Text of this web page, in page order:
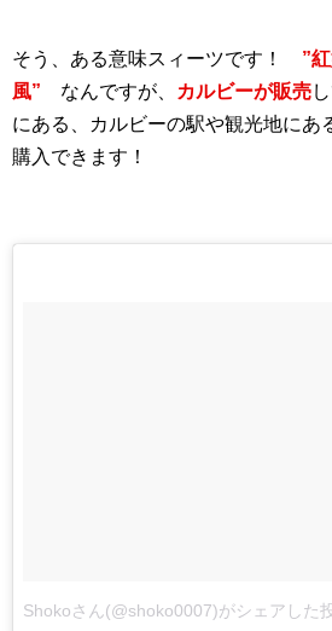
そう、ある意味スィーツです！ ”
風” なんですが、 カルビーが販売
にある、カルビーの駅や観光地にあ
購入できます！
Shokoさん(@shoko0007)がシェアした